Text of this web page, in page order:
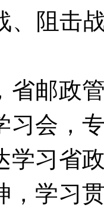
、阻击
省邮政
习会，
学习省
，学习